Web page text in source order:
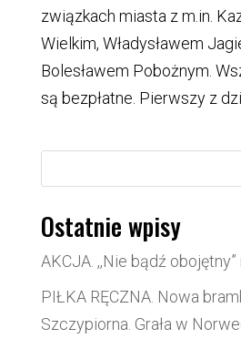
związkach miasta z m.in.
Wielkim, Władysławem
Bolesławem Pobożnym.
są bezpłatne. Pierwszy z
Ostatnie wpisy
AKCJA. ,,Nie bądź
PIŁKA RĘCZNA. Nowa
Szczypiorna. Grała w